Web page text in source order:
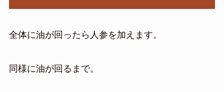
全体に油が回ったら人参を加えます。
同様に油が回るまで。